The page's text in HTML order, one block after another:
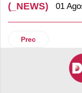
(_NEWS) 01
Articolo
Prec